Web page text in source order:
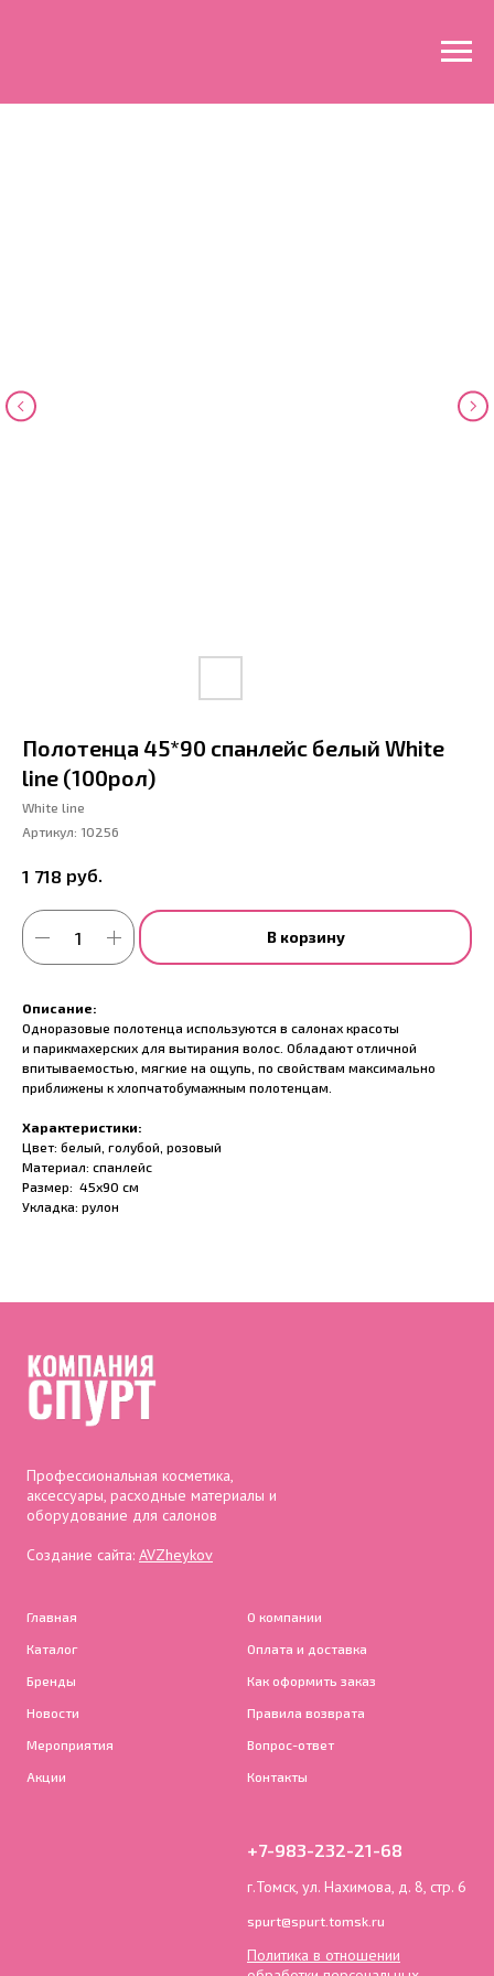
Полотенца 45*90 спанлейс белый White
line (100рол)
White line
Артикул: 10256
1 718 руб.
В корзину
Описание:
Одноразовые полотенца используются в салонах красоты
и парикмахерских для вытирания волос. Обладают отличной
впитываемостью, мягкие на ощупь, по свойствам максимально
приближены к хлопчатобумажным полотенцам.
Характеристики:
Цвет: белый, голубой, розовый
Материал: спанлейс
Размер: 45х90 см
Укладка: рулон
Профессиональная косметика,
аксессуары, расходные материалы и
оборудование для салонов
Создание сайта: AVZheykov
Главная
Каталог
Бренды
Новости
Мероприятия
Акции
О компании
Оплата и доставка
Как оформить заказ
Правила возврата
Вопрос-ответ
Контакты
+7-983-232-21-68
г.Томск, ул. Нахимова, д. 8, стр. 6
spurt@spurt.tomsk.ru
Политика в отношении